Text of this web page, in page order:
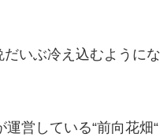
いぶ冷え込むようにな
運営している“前向花畑“